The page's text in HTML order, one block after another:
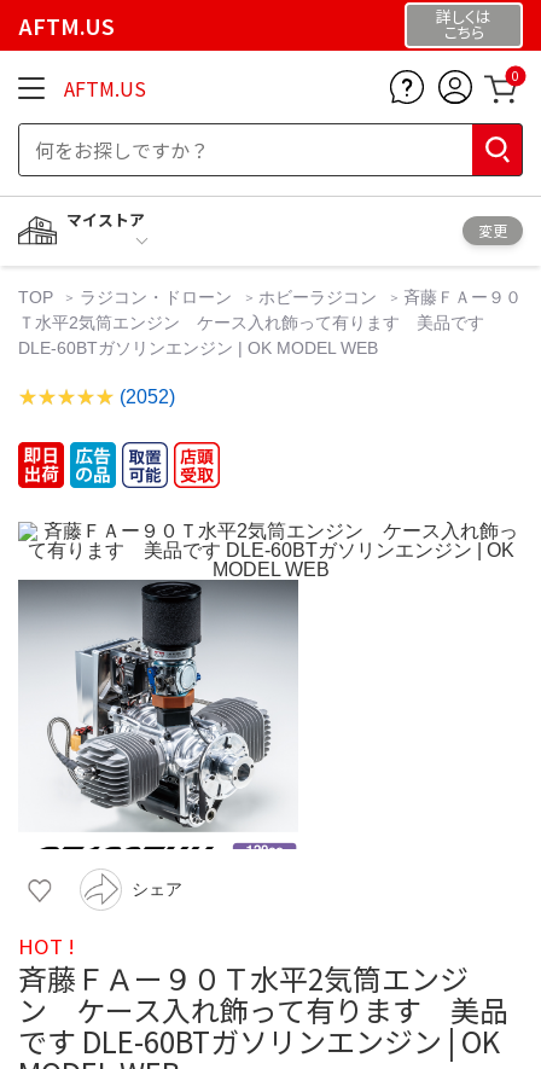
AFTM.US 詳しくは
こちら
AFTM.US 0
マイストア
変更
TOP ラジコン・ドローン ホビーラジコン
斉藤ＦＡー９０
Ｔ水平2気筒エンジン ケース入れ飾って有ります 美品です
DLE-60BTガソリンエンジン | OK MODEL WEB
(2052)
シェア
HOT !
斉藤ＦＡー９０Ｔ水平2気筒エンジ
ン ケース入れ飾って有ります 美品
です DLE-60BTガソリンエンジン | OK